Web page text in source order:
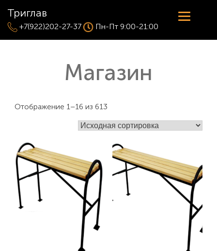
Триглав
+7(922)202-27-37 Пн-Пт 9:00-21:00
Магазин
Отображение 1–16 из 613